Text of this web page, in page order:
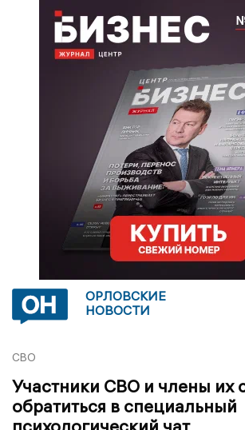
ОРЛОВСКИЕ
НОВОСТИ
СВО
Участники СВО и члены их
обратиться в специальный